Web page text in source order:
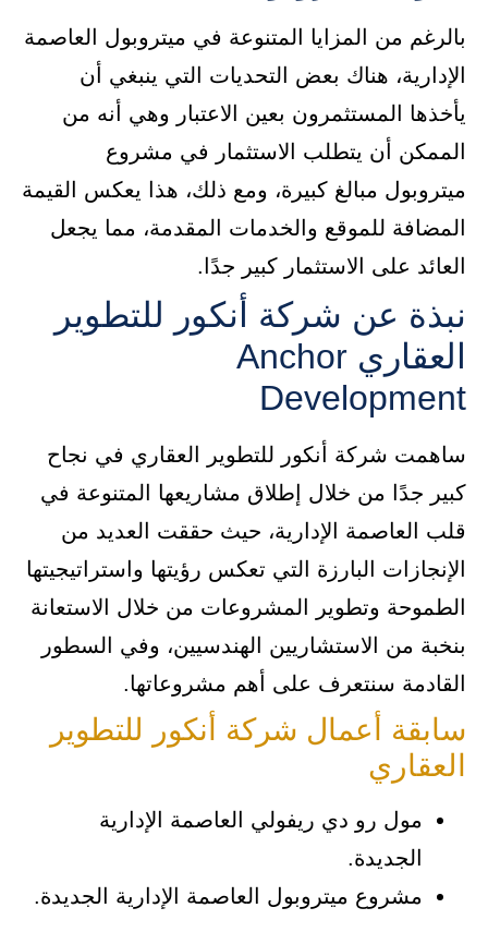
بالرغم من المزايا المتنوعة في ميتروبول العاصمة
الإدارية، هناك بعض التحديات التي ينبغي أن
يأخذها المستثمرون بعين الاعتبار وهي أنه من
الممكن أن يتطلب الاستثمار في مشروع
ميتروبول مبالغ كبيرة، ومع ذلك، هذا يعكس القيمة
المضافة للموقع والخدمات المقدمة، مما يجعل
العائد على الاستثمار كبير جدًا.
نبذة عن شركة أنكور للتطوير
العقاري Anchor
Development
ساهمت شركة أنكور للتطوير العقاري في نجاح
كبير جدًا من خلال إطلاق مشاريعها المتنوعة في
قلب العاصمة الإدارية، حيث حققت العديد من
الإنجازات البارزة التي تعكس رؤيتها واستراتيجيتها
الطموحة وتطوير المشروعات من خلال الاستعانة
بنخبة من الاستشاريين الهندسيين، وفي السطور
القادمة سنتعرف على أهم مشروعاتها.
سابقة أعمال شركة أنكور للتطوير
العقاري
مول رو دي ريفولي العاصمة الإدارية
الجديدة.
مشروع ميتروبول العاصمة الإدارية الجديدة.